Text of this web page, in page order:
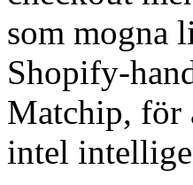
som mogna
Shopify-
Matchip,
intel